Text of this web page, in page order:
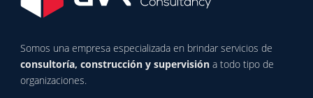
Somos una empresa especializada en brindar servicios de
consultoría, construcción y supervisión a todo tipo de
organizaciones.